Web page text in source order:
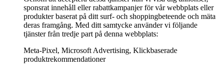
sponsrat innehåll eller rabattkampanjer för vår webbplats eller
produkter baserat på ditt surf- och shoppingbeteende och mäta
deras framgång. Med ditt samtycke använder vi följande
tjänster från tredje part på denna webbplats:
Meta-Pixel, Microsoft Advertising, Klickbaserade
produktrekommendationer